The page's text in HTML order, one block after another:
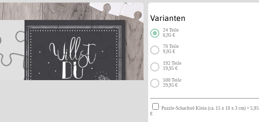
Varianten
24 Teile
6,95 €
70 Teile
9,95 €
192 Teile
19,95 €
500 Teile
29,95 €
Puzzle-Schachtel Klein (ca. 15 x 10 x 3 cm) + 5,95
€